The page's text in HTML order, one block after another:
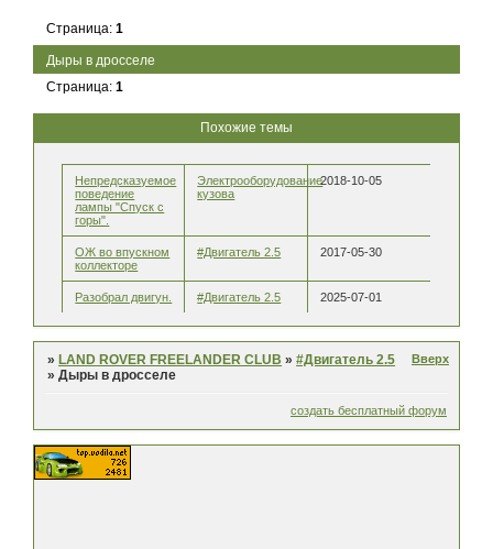
Дыры в дросселе
Страница:1
Страница:1
Похожие темы
Непредсказуемое
поведение
лампы "Спуск с
горы".
Электрооборудование
кузова
2018-10-05
ОЖ во впускном
коллекторе
#Двигатель 2.5 2017-05-30
Разобрал двигун. #Двигатель 2.5 2025-07-01
» LAND ROVER FREELANDER CLUB »#Двигатель 2.5
»Дыры в дросселе
Вверх
создать бесплатный форум